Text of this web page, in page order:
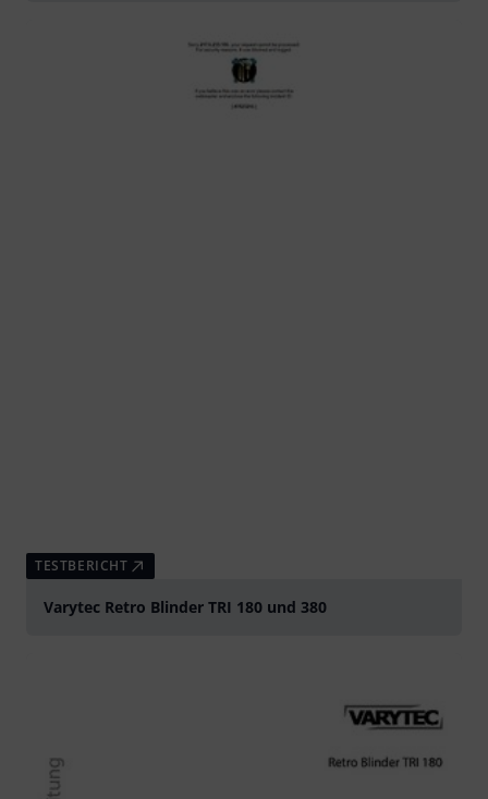
TESTBERICHT
Varytec Retro Blinder TRI 180 und 380